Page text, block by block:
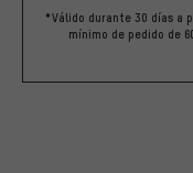
*Válido durante 30 días a
mínimo de pedido de